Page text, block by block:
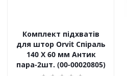
Комплект підхватів
для штор Orvit Спіраль
140 Х 60 мм Антик
пара-2шт. (00-00020805)